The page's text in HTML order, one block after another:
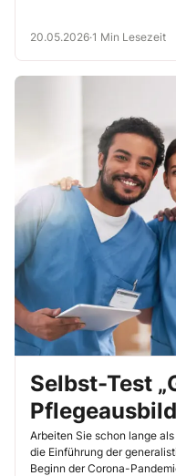
20.05.2026·1 Min Lesezeit
Selbst-Test
Ihr
Arbeiten Sie schon lange
die Einführung der
Beginn der Corona-